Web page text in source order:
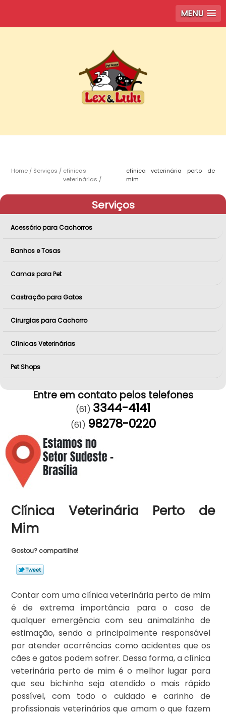
MENU
Home Serviços
clínicas
veterinárias
clínica veterinária perto de
mim
Serviços
Acessório para Cachorros
Banhos e Tosas
Camas para Pet
Castração para Gatos
Cirurgias para Cachorro
Clínicas Veterinárias
Pet Shops
Entre em contato pelos telefones
(61) 3344-4141
(61) 98278-0220
Clínica Veterinária Perto de
Mim
Gostou? compartilhe!
Contar com uma clínica veterinária perto de mim
é de extrema importância para o caso de
qualquer emergência com seu animalzinho de
estimação, sendo a principalmente responsável
por atender ocorrências como acidentes que os
cães e gatos podem sofrer. Dessa forma, a clínica
veterinária perto de mim é o melhor lugar para
que seu bichinho seja atendido o mais rápido
possível, com todo o cuidado e carinho de
profissionais veterinários que amam o que fazem